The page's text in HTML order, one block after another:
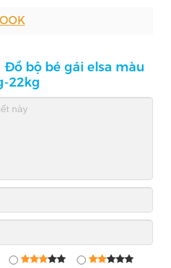
Đồ bộ bé gái elsa màu
22kg